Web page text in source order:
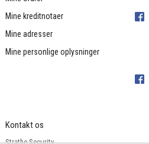
Mine kreditnotaer
Mine adresser
Mine personlige oplysninger
Kontakt os
Strathe Security